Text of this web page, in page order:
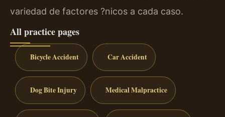
variedad de factores ?nicos a cada caso.
All practice pages
Bicycle Accident Car Accident
Dog Bite Injury Medical Malpractice